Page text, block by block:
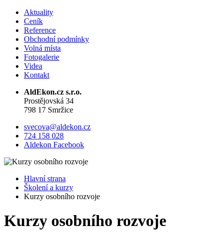
Aktuality
Ceník
Reference
Obchodní podmínky
Volná místa
Fotogalerie
Videa
Kontakt
AldEkon.cz s.r.o.
Prostějovská 34
798 17 Smržice
svecova@aldekon.cz
724 158 028
Aldekon Facebook
Hlavní strana
Školení a kurzy
Kurzy osobního rozvoje
Kurzy osobního rozvoje